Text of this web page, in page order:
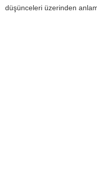
düşünceleri üzerinden